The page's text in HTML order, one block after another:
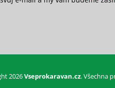
2026Vseprokaravan.cz. Všechna